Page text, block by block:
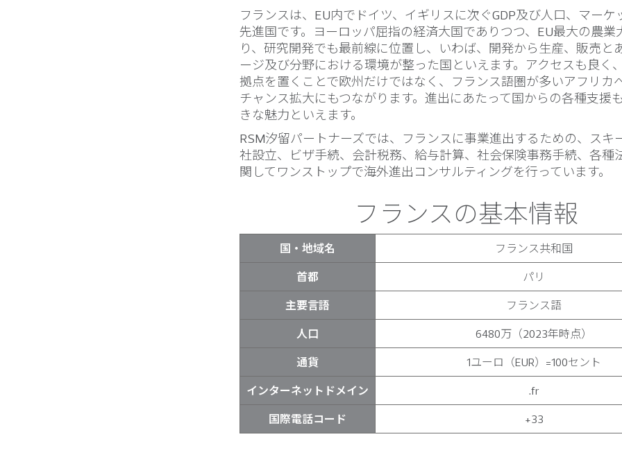
フランスは、EU内でドイツ、イギリスに次ぐGDP及び人口、マーケ
先進国です。ヨーロッパ屈指の経済大国でありつつ、EU最大の農業
り、研究開発でも最前線に位置し、いわば、開発から生産、販売と
ージ及び分野における環境が整った国といえます。アクセスも良く
拠点を置くことで欧州だけではなく、フランス語圏が多いアフリカ
チャンス拡大にもつながります。進出にあたって国からの各種支援
きな魅力といえます。
RSM汐留パートナーズでは、フランスに事業進出するための、スキ
社設立、ビザ手続、会計税務、給与計算、社会保険事務手続、各種
関してワンストップで海外進出コンサルティングを行っています。
フランスの基本情報
国・地域名 フランス共和国
首都 パリ
主要言語 フランス語
人口 6480万（2023年時点）
通貨 1ユーロ（EUR）=100セント
インターネットドメイン .fr
国際電話コード +33